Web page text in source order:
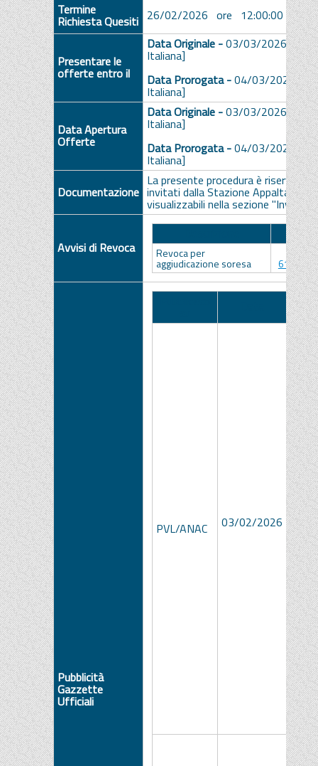
Termine
Richiesta Quesiti 26/02/2026 ore 12:00:00 [Ora
Presentare le
offerte entro il
Data Originale -03/03/2026 ore
Italiana]
Data Prorogata -04/03/2026
Italiana]
Data Apertura
Offerte
Data Originale -03/03/2026 ore
Italiana]
Data Prorogata -04/03/2026
Italiana]
Documentazione
La presente procedura è riservata
invitati dalla Stazione Appaltante.
visualizzabili nella sezione "Inviti",
Avvisi di Revoca Revoca per
aggiudicazione soresa
Pubblicità
Gazzette
Ufficiali
PVL/ANAC 03/02/2026